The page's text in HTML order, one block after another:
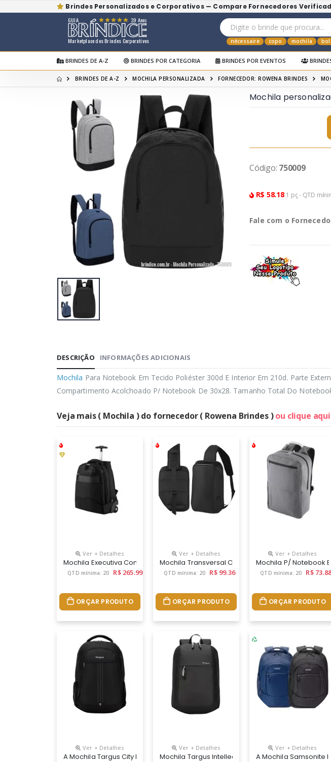
Brindes Personalizados e Corporativos — Compare Fornecedores
Marketplace dos Brindes Corporativos
GUIA 39 Anos
nécessaire copo mochila
BRINDES DE A-Z BRINDES POR CATEGORIA BRINDES POR EVENTOS
BRINDES DE A-Z MOCHILA PERSONALIZADA FORNECEDOR: ROWENA BRINDES
Mochila
Código: 750009
R$ 58.18 1 pç - QTD
Fale com o
DESCRIÇÃO INFORMAÇÕES ADICIONAIS
Mochila Para Notebook Em Tecido Poliéster 300d E Interior Em 210d. Parte
Compartimento Acolchoado P/ Notebook De 30x28. Tamanho Total Do
Veja mais ( Mochila ) do fornecedor ( Rowena Brindes )ou clique
Ver + Detalhes
Mochila Executiva Com Rodinha, Tecido Poliéster 1680d E Interior Em 210d.
QTD mínima: 20 R$ 265.99
ORÇAR PRODUTO
Ver + Detalhes
Mochila Transversal Com Bolso Interno Para
QTD mínima: 20 R$ 99.36
ORÇAR PRODUTO
Ver + Detalhes
Mochila P/ Notebook
QTD mínima: 20 R$ 73.88
ORÇAR PRODUTO
Ver + Detalhes
A Mochila Targus City De 15,6 ”oferece Proteção Aos Seus Aparelhos E
Ver + Detalhes
Mochila Targus Intellect Essentials Conta Com
Ver + Detalhes
A Mochila Samsonite